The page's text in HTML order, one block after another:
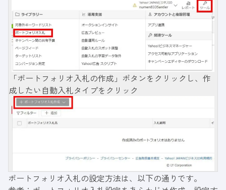
「ポートフォリオ入札の作成」ボタンをクリックし、作
成したい自動入札タイプをクリック
ポートフォリオ入札の設定方法は、以下の通りです。